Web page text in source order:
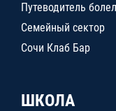
Путеводитель
Семейный сектор
Сочи Клаб Бар
ШКОЛА